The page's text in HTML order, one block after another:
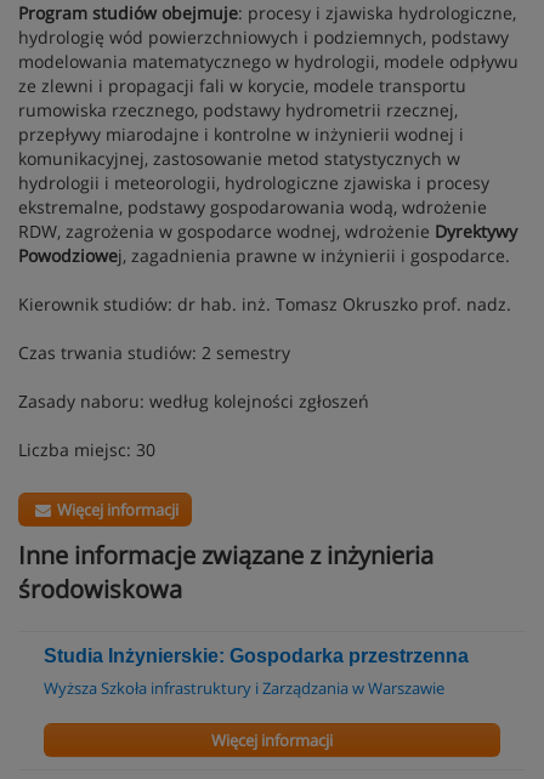
Program studiów obejmuje: procesy i zjawiska hydrologiczne,
hydrologię wód powierzchniowych i podziemnych, podstawy
modelowania matematycznego w hydrologii, modele odpływu
ze zlewni i propagacji fali w korycie, modele transportu
rumowiska rzecznego, podstawy hydrometrii rzecznej,
przepływy miarodajne i kontrolne w inżynierii wodnej i
komunikacyjnej, zastosowanie metod statystycznych w
hydrologii i meteorologii, hydrologiczne zjawiska i procesy
ekstremalne, podstawy gospodarowania wodą, wdrożenie
RDW, zagrożenia w gospodarce wodnej, wdrożenie Dyrektywy
Powodziowej, zagadnienia prawne w inżynierii i gospodarce.
Kierownik studiów: dr hab. inż. Tomasz Okruszko prof. nadz.
Czas trwania studiów: 2 semestry
Zasady naboru: według kolejności zgłoszeń
Liczba miejsc: 30
Więcej informacji
Inne informacje związane z inżynieria
środowiskowa
Studia Inżynierskie: Gospodarka przestrzenna
Wyższa Szkoła infrastruktury i Zarządzania w Warszawie
Więcej informacji